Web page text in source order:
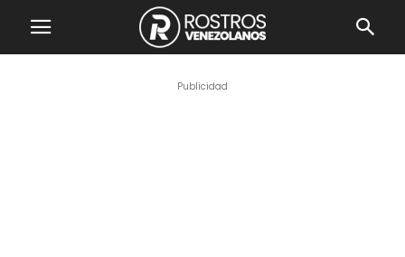
Publicidad